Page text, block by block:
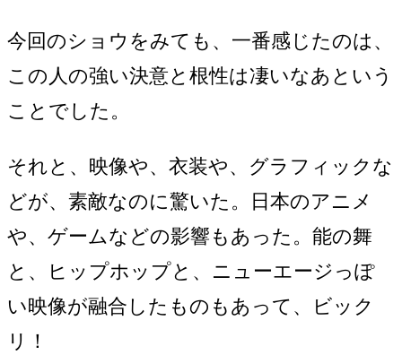
今回のショウをみても、一番感じたのは、
この人の強い決意と根性は凄いなあという
ことでした。
それと、映像や、衣装や、グラフィックな
どが、素敵なのに驚いた。日本のアニメ
や、ゲームなどの影響もあった。能の舞
と、ヒップホップと、ニューエージっぽ
い映像が融合したものもあって、ビック
リ！